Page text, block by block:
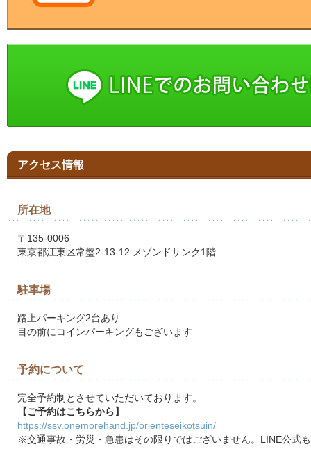
アクセス情報
所在地
〒135-0006
東京都江東区常盤2-13-12 メゾンドサンク1階
駐車場
路上パーキング2台あり
目の前にコインパーキングもございます
予約について
完全予約制とさせていただいております。
【ご予約はこちらから】
https://ssv.onemorehand.jp/orienteseikotsuin/
※交通事故・労災・急患はその限りではございません。LINE公式